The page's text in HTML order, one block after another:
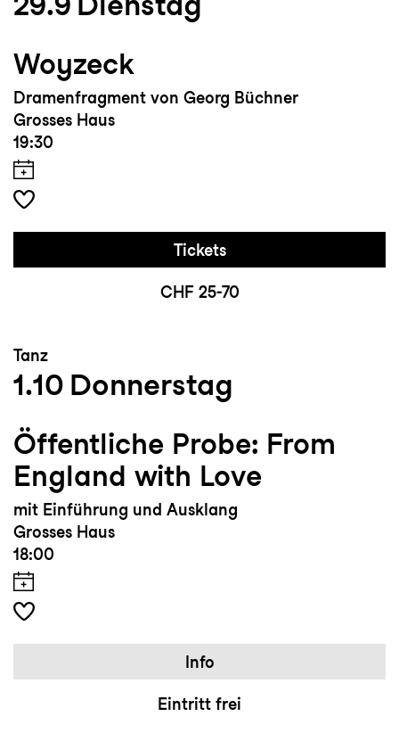
Woyzeck
Dramenfragment von Georg Büchner
Grosses Haus
19:30
Tickets
CHF 25-70
Tanz
1.10 Donnerstag
Öffentliche Probe: From
England with Love
mit Einführung und Ausklang
Grosses Haus
18:00
Info
Eintritt frei